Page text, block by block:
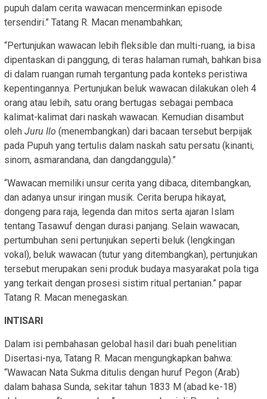
pupuh dalam cerita wawacan mencerminkan episode
tersendiri.” Tatang R. Macan menambahkan;
“Pertunjukan wawacan lebih fleksible dan multi-ruang, ia bisa
dipentaskan di panggung, di teras halaman rumah, bahkan bisa
di dalam ruangan rumah tergantung pada konteks peristiwa
kepentingannya. Pertunjukan beluk wawacan dilakukan oleh 4
orang atau lebih, satu orang bertugas sebagai pembaca
kalimat-kalimat dari naskah wawacan. Kemudian disambut
oleh Juru Ilo (menembangkan) dari bacaan tersebut berpijak
pada Pupuh yang tertulis dalam naskah satu persatu (kinanti,
sinom, asmarandana, dan dangdanggula).”
“Wawacan memiliki unsur cerita yang dibaca, ditembangkan,
dan adanya unsur iringan musik. Cerita berupa hikayat,
dongeng para raja, legenda dan mitos serta ajaran Islam
tentang Tasawuf dengan durasi panjang. Selain wawacan,
pertumbuhan seni pertunjukan seperti beluk (lengkingan
vokal), beluk wawacan (tutur yang ditembangkan), pertunjukan
tersebut merupakan seni produk budaya masyarakat pola tiga
yang terkait dengan prosesi sistim ritual pertanian.” papar
Tatang R. Macan menegaskan.
INTISARI
Dalam isi pembahasan gelobal hasil dari buah penelitian
Disertasi-nya, Tatang R. Macan mengungkapkan bahwa:
“Wawacan Nata Sukma ditulis dengan huruf Pegon (Arab)
dalam bahasa Sunda, sekitar tahun 1833 M (abad ke-18)